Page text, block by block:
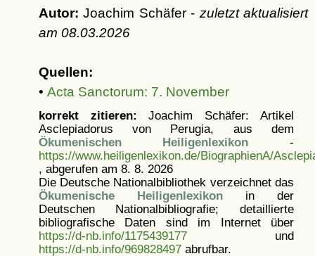
Autor: Joachim Schäfer - zuletzt aktualisiert
am 08.03.2026
Quellen:
• Acta Sanctorum: 7. November
korrekt zitieren: Joachim Schäfer: Artikel
Asclepiadorus von Perugia, aus dem
Ökumenischen Heiligenlexikon -
https://www.heiligenlexikon.de/BiographienA/
, abgerufen am 8. 8. 2026
Die Deutsche Nationalbibliothek verzeichnet das
Ökumenische Heiligenlexikonin der
Deutschen Nationalbibliografie; detaillierte
bibliografische Daten sind im Internet über
https://d-nb.info/1175439177und
https://d-nb.info/969828497abrufbar.